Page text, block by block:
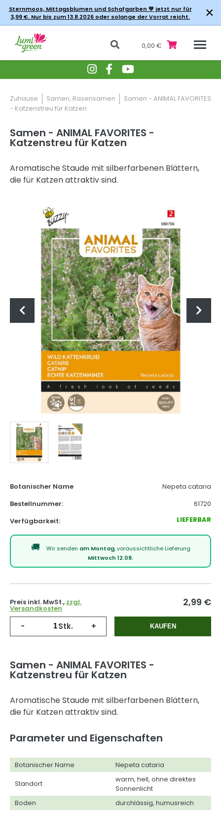
Sternmoos, Mittagsblumen und Schafgarben 💚 jetzt nur für
3,99 €. Nur bis zum 13.8.2026 oder solange der Vorrat reicht.
×
0,00 €
Zuhause Samen, Rasensamen
Samen - ANIMAL FAVORITES
- Katzenstreu für Katzen
Samen - ANIMAL FAVORITES -
Katzenstreu für Katzen
Aromatische Staude mit silberfarbenen Blättern,
die für Katzen attraktiv sind.
Botanischer Name
Nepeta cataria
Bestellnummer:
61720
Verfügbarkeit:
LIEFERBAR
Wir senden am Montag, voraussichtliche Lieferung
Mittwoch 12.08.
Preis inkl. MwSt., zzgl.
Versandkosten
2,99 €
- Stk. + KAUFEN
Samen - ANIMAL FAVORITES -
Katzenstreu für Katzen
Aromatische Staude mit silberfarbenen Blättern,
die für Katzen attraktiv sind.
Parameter und Eigenschaften
Botanischer Name
Nepeta cataria
Standort
warm, hell, ohne direktes
Sonnenlicht
Boden
durchlässig, humusreich